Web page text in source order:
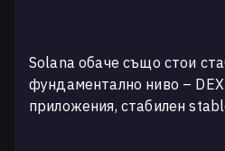
Solana обаче също стои
фундаментално ниво –
приложения, стабилен